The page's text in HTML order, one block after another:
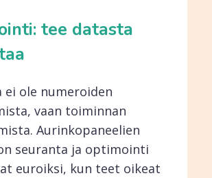
tee datasta
ei ole numeroiden
vaan toiminnan
Aurinkopaneelien
seuranta ja optimointi
euroiksi, kun teet oikeat